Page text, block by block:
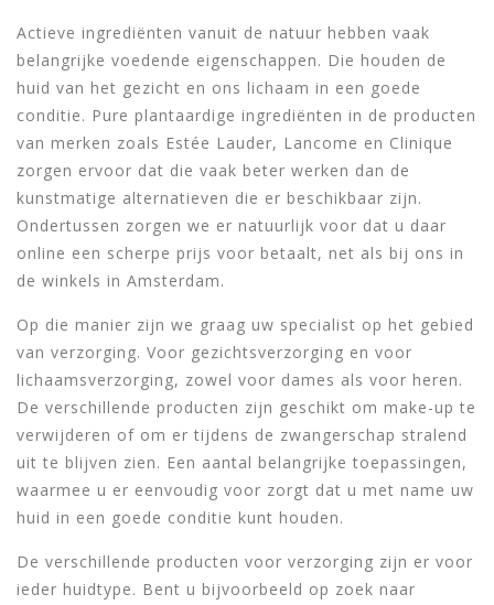
Actieve ingrediënten vanuit de natuur hebben vaak
belangrijke voedende eigenschappen. Die houden de
huid van het gezicht en ons lichaam in een goede
conditie. Pure plantaardige ingrediënten in de producten
van merken zoals Estée Lauder, Lancome en Clinique
zorgen ervoor dat die vaak beter werken dan de
kunstmatige alternatieven die er beschikbaar zijn.
Ondertussen zorgen we er natuurlijk voor dat u daar
online een scherpe prijs voor betaalt, net als bij ons in
de winkels in Amsterdam.
Op die manier zijn we graag uw specialist op het gebied
van verzorging. Voor gezichtsverzorging en voor
lichaamsverzorging, zowel voor dames als voor heren.
De verschillende producten zijn geschikt om make-up te
verwijderen of om er tijdens de zwangerschap stralend
uit te blijven zien. Een aantal belangrijke toepassingen,
waarmee u er eenvoudig voor zorgt dat u met name uw
huid in een goede conditie kunt houden.
De verschillende producten voor verzorging zijn er voor
ieder huidtype. Bent u bijvoorbeeld op zoek naar